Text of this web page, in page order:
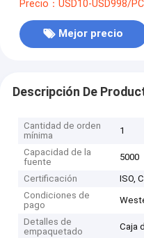
Precio：USD10-USD998/
Mejor precio
Descripción De
Cantidad de orden
mínima
1
Capacidad de la
fuente
5000
Certificación
ISO,
Condiciones de
pago
Detalles de
empaquetado
Caja